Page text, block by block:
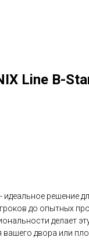
Line B-
идеальное решение
до опытных
делает
двора или